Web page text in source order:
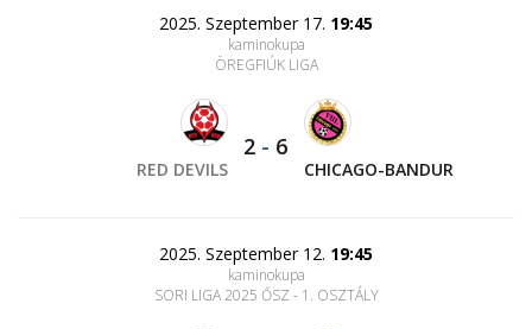
2025. Szeptember 17. 19:45
kaminokupa
ÖREGFIÚK LIGA
RED DEVILS
2 - 6
CHICAGO-BANDUR
2025. Szeptember 12. 19:45
kaminokupa
SORI LIGA 2025 ŐSZ - 1. OSZTÁLY